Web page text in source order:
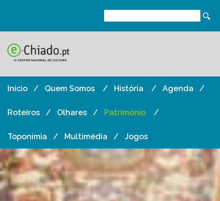
Início Quem Somos História Agenda
Roteiros Olhares Património
Toponímia Multimédia Jogos